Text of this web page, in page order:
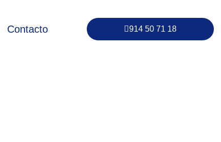
Contacto 914 50 71 18